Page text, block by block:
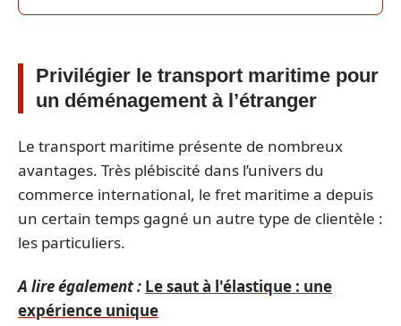
Privilégier le transport maritime pour
un déménagement à l’étranger
Le transport maritime présente de nombreux
avantages. Très plébiscité dans l’univers du
commerce international, le fret maritime a depuis
un certain temps gagné un autre type de clientèle :
les particuliers.
A lire également : Le saut à l'élastique : une
expérience unique